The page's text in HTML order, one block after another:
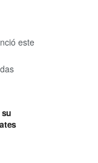
este